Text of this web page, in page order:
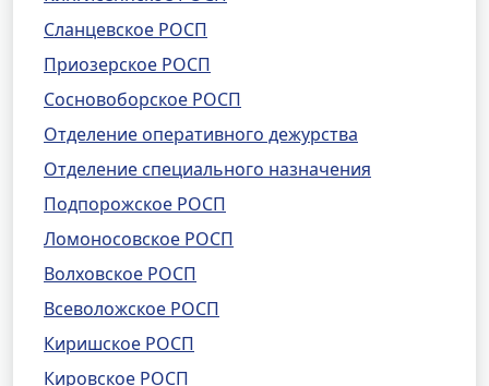
Сланцевское РОСП
Приозерское РОСП
Сосновоборское РОСП
Отделение оперативного дежурства
Отделение специального назначения
Подпорожское РОСП
Ломоносовское РОСП
Волховское РОСП
Всеволожское РОСП
Киришское РОСП
Кировское РОСП